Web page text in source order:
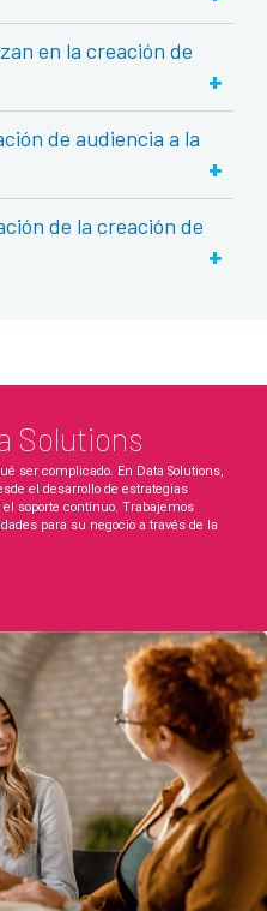
en la creación de
+
de audiencia a la
+
de la creación de
+
Solutions
ser complicado. En Data Solutions,
el desarrollo de estrategias
soporte continuo. Trabajemos
para su negocio a través de la